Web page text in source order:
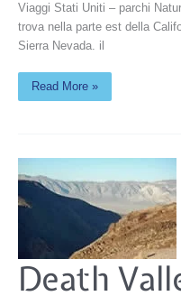
Viaggi Stati Uniti – parchi
trova nella parte est della
Sierra Nevada. il
Read More »
Death
Death
Valley
–